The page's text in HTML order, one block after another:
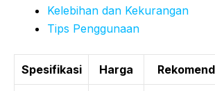
Kelebihan dan Kekurangan
Tips Penggunaan
Spesifikasi Harga